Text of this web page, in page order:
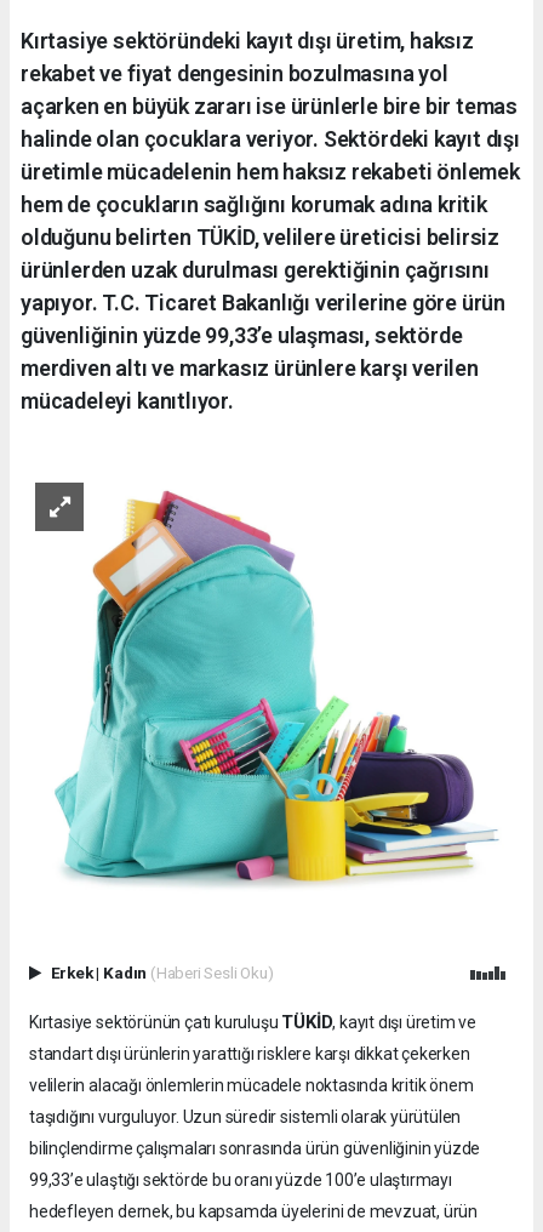
Kırtasiye sektöründeki kayıt dışı üretim, haksız
rekabet ve fiyat dengesinin bozulmasına yol
açarken en büyük zararı ise ürünlerle bire bir temas
halinde olan çocuklara veriyor. Sektördeki kayıt dışı
üretimle mücadelenin hem haksız rekabeti önlemek
hem de çocukların sağlığını korumak adına kritik
olduğunu belirten TÜKİD, velilere üreticisi belirsiz
ürünlerden uzak durulması gerektiğinin çağrısını
yapıyor. T.C. Ticaret Bakanlığı verilerine göre ürün
güvenliğinin yüzde 99,33’e ulaşması, sektörde
merdiven altı ve markasız ürünlere karşı verilen
mücadeleyi kanıtlıyor.
Erkek| Kadın (Haberi Sesli Oku)
Kırtasiye sektörünün çatı kuruluşu TÜKİD, kayıt dışı üretim ve
standart dışı ürünlerin yarattığı risklere karşı dikkat çekerken
velilerin alacağı önlemlerin mücadele noktasında kritik önem
taşıdığını vurguluyor. Uzun süredir sistemli olarak yürütülen
bilinçlendirme çalışmaları sonrasında ürün güvenliğinin yüzde
99,33’e ulaştığı sektörde bu oranı yüzde 100’e ulaştırmayı
hedefleyen dernek, bu kapsamda üyelerini de mevzuat, ürün